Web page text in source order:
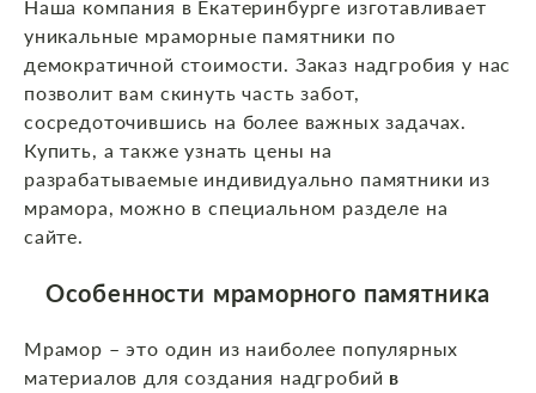
Наша компания в Екатеринбурге изготавливает
уникальные мраморные памятники по
демократичной стоимости. Заказ надгробия у нас
позволит вам скинуть часть забот,
сосредоточившись на более важных задачах.
Купить, а также узнать цены на
разрабатываемые индивидуально памятники из
мрамора, можно в специальном разделе на
сайте.
Особенности мраморного памятника
Мрамор – это один из наиболее популярных
материалов для создания надгробий в